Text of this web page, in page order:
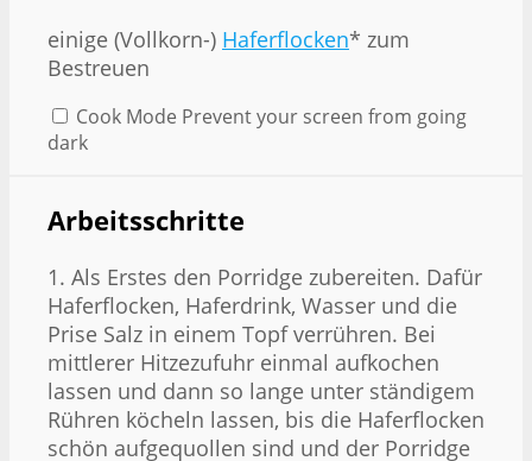
einige (Vollkorn-) Haferflocken* zum
Bestreuen
Cook Mode Prevent your screen from going
dark
Arbeitsschritte
1. Als Erstes den Porridge zubereiten. Dafür
Haferflocken, Haferdrink, Wasser und die
Prise Salz in einem Topf verrühren. Bei
mittlerer Hitzezufuhr einmal aufkochen
lassen und dann so lange unter ständigem
Rühren köcheln lassen, bis die Haferflocken
schön aufgequollen sind und der Porridge